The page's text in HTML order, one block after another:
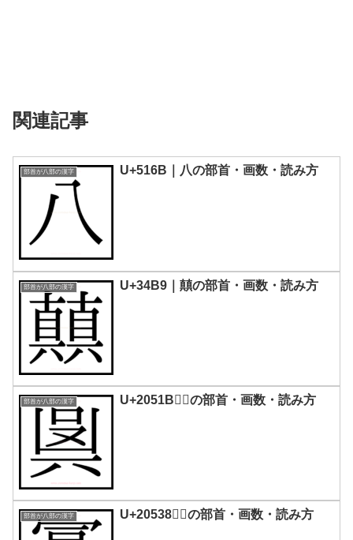
関連記事
部首が八部の漢字 U+516B｜八の部首・画数・読み方
部首が八部の漢字 U+34B9｜㒹の部首・画数・読み方
部首が八部の漢字 U+2051B｜𠔛の部首・画数・読み方
部首が八部の漢字 U+20538｜𠔸の部首・画数・読み方